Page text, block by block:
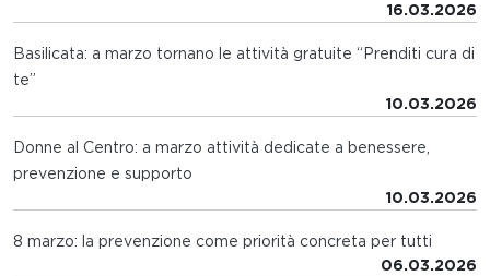
16.03.2026
Basilicata: a marzo tornano le attività gratuite “Prenditi cura di
te”
10.03.2026
Donne al Centro: a marzo attività dedicate a benessere,
prevenzione e supporto
10.03.2026
8 marzo: la prevenzione come priorità concreta per tutti
06.03.2026